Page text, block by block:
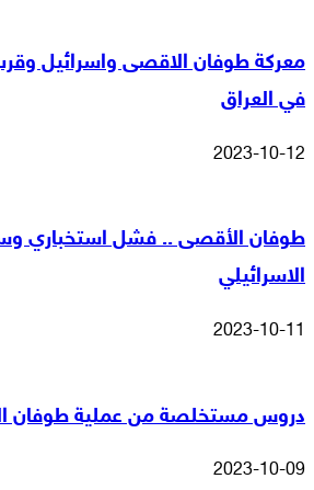
معركة طوفان الاقصى واسرائيل
في العراق
2023-10-12
طوفان الأقصى .. فشل استخباري
الاسرائيلي
2023-10-11
دروس مستخلصة من عملية طوفان
2023-10-09